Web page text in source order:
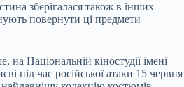
зберігалася також в інших
повернути ці предмети
на Національній кіностудії імені
під час російської атаки 15 червня